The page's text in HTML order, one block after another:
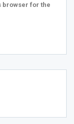
browser for the